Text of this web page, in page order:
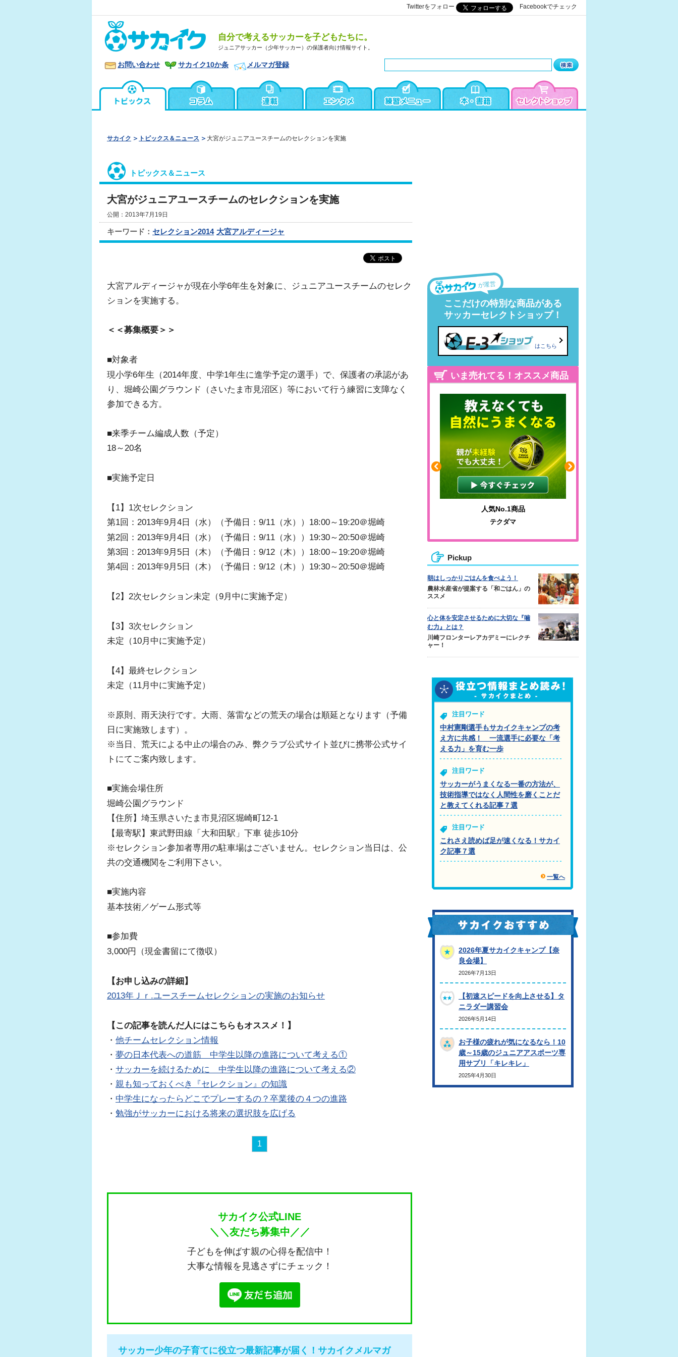
Twitterをフォロー Facebookでチェック
自分で考えるサッカーを子どもたちに。
ジュニアサッカー（少年サッカー）の保護者向け情報サイト。
お問い合わせ サカイク10か条 メルマガ登録
サカイク トピックス＆ニュース 大宮がジュニアユースチームのセレクションを実施
トピックス＆ニュース
大宮がジュニアユースチームのセレクションを実施
公開：2013年7月19日
キーワード： セレクション2014 大宮アルディージャ
大宮アルディージャが現在小学6年生を対象に、ジュニアユースチームのセレク
ションを実施する。
＜＜募集概要＞＞
■対象者
現小学6年生（2014年度、中学1年生に進学予定の選手）で、保護者の承認があ
り、堀崎公園グラウンド（さいたま市見沼区）等において行う練習に支障なく
参加できる方。
■来季チーム編成人数（予定）
18～20名
■実施予定日
【1】1次セレクション
第1回：2013年9月4日（水）（予備日：9/11（水））18:00～19:20＠堀崎
第2回：2013年9月4日（水）（予備日：9/11（水））19:30～20:50＠堀崎
第3回：2013年9月5日（木）（予備日：9/12（木））18:00～19:20＠堀崎
第4回：2013年9月5日（木）（予備日：9/12（木））19:30～20:50＠堀崎
【2】2次セレクション未定（9月中に実施予定）
【3】3次セレクション
未定（10月中に実施予定）
【4】最終セレクション
未定（11月中に実施予定）
※原則、雨天決行です。大雨、落雷などの荒天の場合は順延となります（予備
日に実施致します）。
※当日、荒天による中止の場合のみ、弊クラブ公式サイト並びに携帯公式サイ
トにてご案内致します。
■実施会場住所
堀崎公園グラウンド
【住所】埼玉県さいたま市見沼区堀崎町12-1
【最寄駅】東武野田線「大和田駅」下車 徒歩10分
※セレクション参加者専用の駐車場はございません。セレクション当日は、公
共の交通機関をご利用下さい。
■実施内容
基本技術／ゲーム形式等
■参加費
3,000円（現金書留にて徴収）
【お申し込みの詳細】
2013年Ｊｒ.ユースチームセレクションの実施のお知らせ
【この記事を読んだ人にはこちらもオススメ！】
・ 他チームセレクション情報
・ 夢の日本代表への道筋 中学生以降の進路について考える①
・ サッカーを続けるために 中学生以降の進路について考える②
・ 親も知っておくべき『セレクション』の知識
・ 中学生になったらどこでプレーするの？卒業後の４つの進路
・ 勉強がサッカーにおける将来の選択肢を広げる
1
サカイク公式LINE
＼＼友だち募集中／／
子どもを伸ばす親の心得を配信中！
大事な情報を見逃さずにチェック！
サッカー少年の子育てに役立つ最新記事が届く！サカイクメルマガ
が運営
ここだけの特別な商品がある
サッカーセレクトショップ！
はこちら
いま売れてる！オススメ商品
ジュニアレッグリカバリー
人気No.1商品
テクダマ
Pickup
朝はしっかりごはんを食べよう！
農林水産省が提案する「和ごはん」の
ススメ
心と体を安定させるために大切な『噛
む力』とは？
川崎フロンターレアカデミーにレクチ
ャー！
注目ワード
中村憲剛選手もサカイクキャンプの考
え方に共感！ 一流選手に必要な「考
える力」を育む一歩
注目ワード
サッカーがうまくなる一番の方法が、
技術指導ではなく人間性を磨くことだ
と教えてくれる記事７選
注目ワード
これさえ読めば足が速くなる！サカイ
ク記事７選
一覧へ
2026年夏サカイクキャンプ【奈
良会場】
2026年7月13日
【初速スピードを向上させる】タ
ニラダー講習会
2026年5月14日
お子様の疲れが気になるなら！10
歳～15歳のジュニアアスポーツ専
用サプリ「キレキレ」
2025年4月30日